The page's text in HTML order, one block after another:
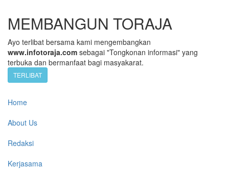
MEMBANGUN TORAJA
Ayo terlibat bersama kami mengembangkan
www.infotoraja.com sebagai "Tongkonan informasi" yang
terbuka dan bermanfaat bagi masyakarat.
TERLIBAT
Home
About Us
Redaksi
Kerjasama